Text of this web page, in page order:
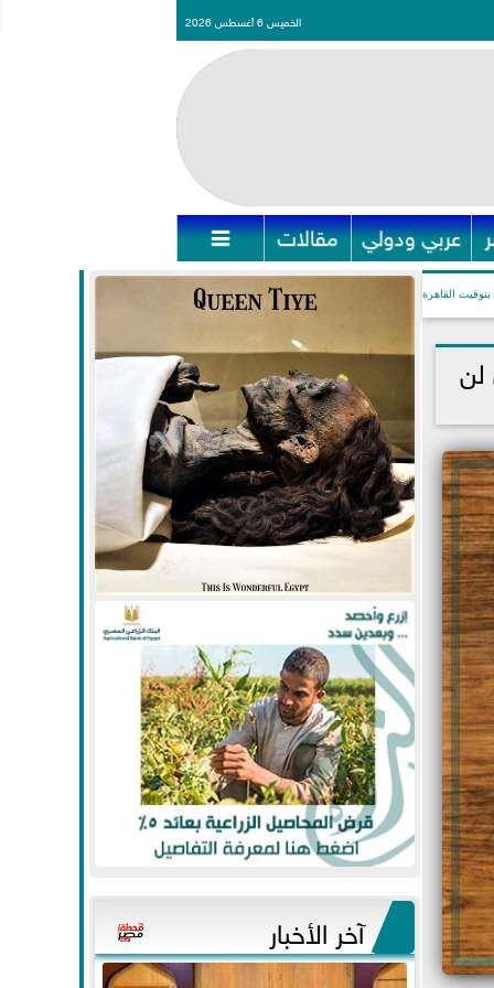
الخميس 6 أغسطس 2026
عربي ودولي مقالات 
بتوقيت القاهرة
آخر الأخبار